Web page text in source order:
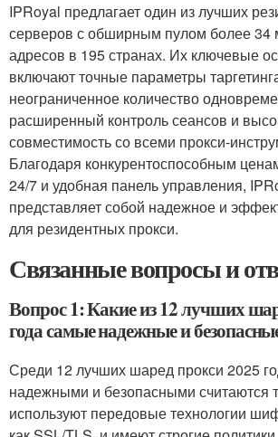
IPRoyal предлагает один из лучших
серверов с обширным пулом более 34
адресов в 195 странах. Их ключевые
включают точные параметры
неограниченное количество
расширенный контроль сеансов и
совместимость со всеми прокси-
Благодаря конкурентоспособным
24/7 и удобная панель управления,
представляет собой надежное и
для резидентных прокси.
Связанные вопросы и
Вопрос 1: Какие из 12 лучших
года самые надежные и
Среди 12 лучших шаред прокси 2025
надежными и безопасными считаются
используют передовые технологии